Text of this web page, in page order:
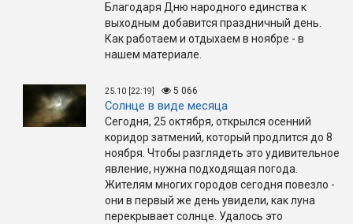
Благодаря Дню народного единства к
выходным добавится праздничный день.
Как работаем и отдыхаем в ноябре - в
нашем материале.
25.10 [22:19] 5 066
Солнце в виде месяца
Сегодня, 25 октября, открылся осенний
коридор затмений, который продлится до 8
ноября. Чтобы разглядеть это удивительное
явление, нужна подходящая погода.
Жителям многих городов сегодня повезло -
они в первый же день увидели, как луна
перекрывает солнце. Удалось это